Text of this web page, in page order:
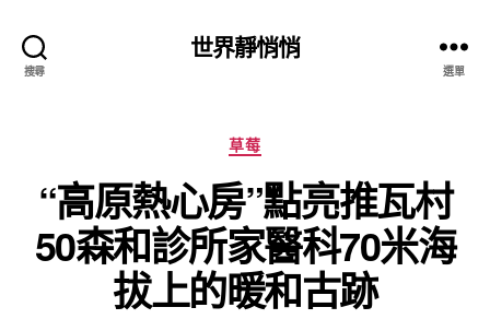
搜尋
世界靜悄悄
選單
分
類
草莓
“高原熱心房”點亮推瓦村
50森和診所家醫科70米海
拔上的暖和古跡